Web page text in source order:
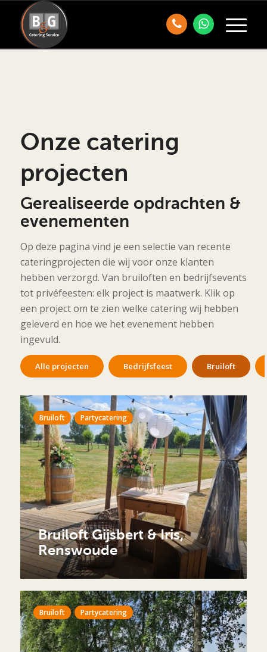
Onze catering
projecten
Gerealiseerde opdrachten &
evenementen
Op deze pagina vind je een selectie van recente
cateringprojecten die wij voor onze klanten
hebben verzorgd. Van bruiloften en bedrijfsevents
tot privéfeesten: elk project is maatwerk. Klik op
een project om te zien welke catering wij hebben
geleverd en hoe we het evenement hebben
ingevuld.
Alle projecten Bedrijfsfeest Bruiloft
Bruiloft Partycatering
Bruiloft Gijsbert & Iris,
Renswoude
Bruiloft Partycatering